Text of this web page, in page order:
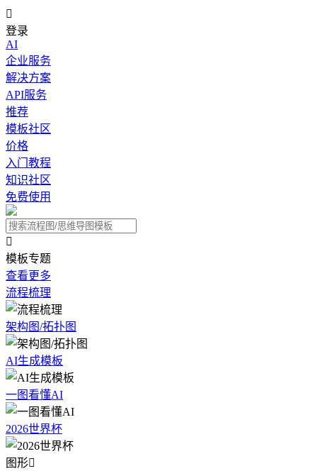

登录
AI
企业服务
解决方案
API服务
推荐
模板社区
价格
入门教程
知识社区
免费使用

模板专题
查看更多
流程梳理
架构图/拓扑图
AI生成模板
一图看懂AI
2026世界杯
图形